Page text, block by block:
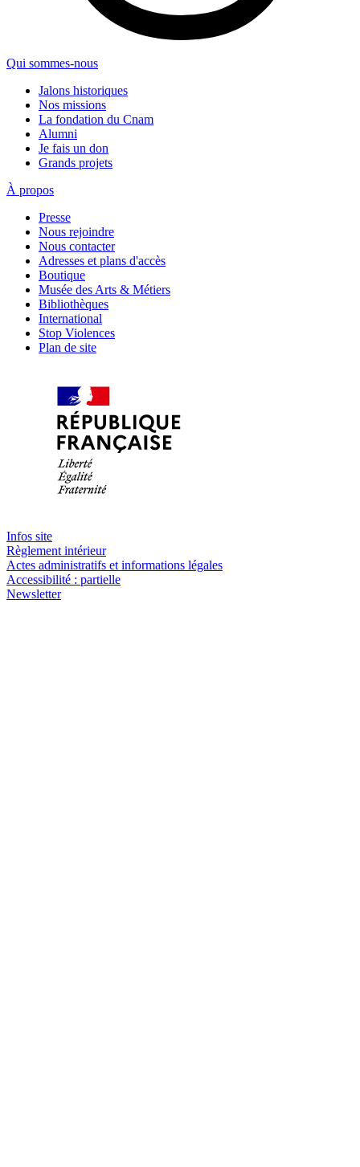
Qui sommes-nous
Jalons historiques
Nos missions
La fondation du Cnam
Alumni
Je fais un don
Grands projets
À propos
Presse
Nous rejoindre
Nous contacter
Adresses et plans d'accès
Boutique
Musée des Arts & Métiers
Bibliothèques
International
Stop Violences
Plan de site
Infos site
Règlement intérieur
Actes administratifs et informations légales
Accessibilité : partielle
Newsletter